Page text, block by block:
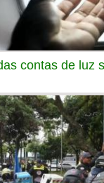
contas de luz